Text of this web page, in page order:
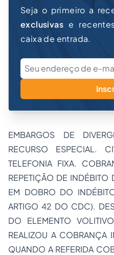
Seja o primeiro a
exclusivas e
caixa de entrada.
EMBARGOS DE
RECURSO ESPECIAL.
TELEFONIA FIXA.
REPETIÇÃO DE INDÉBITO
EM DOBRO DO
ARTIGO 42 DO CDC).
DO ELEMENTO
REALIZOU A COBRANÇA
QUANDO A REFERIDA